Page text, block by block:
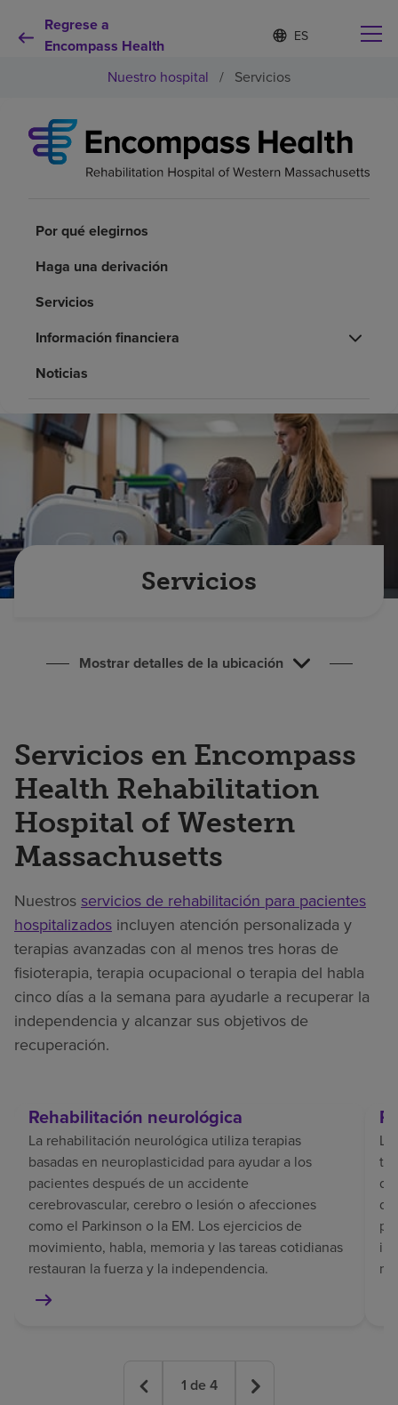
Regrese a
Encompass Health
Lista
de
idiomas
contraída
d
o
s
e
e
Por qué debe elegirnos
Pacientes y cuidadores
Recursos de salud
Buscar un centro
Empleos
Pagar mi factura
Nuestro hospital / Servicios
Por qué elegirnos
Haga una derivación
Servicios
Información financiera
Noticias
Servicios
Mostrar detalles de la ubicación
Servicios en Encompass
Health Rehabilitation
Hospital of Western
Massachusetts
Nuestros servicios de rehabilitación para pacientes
hospitalizados incluyen atención personalizada y
terapias avanzadas con al menos tres horas de
fisioterapia, terapia ocupacional o terapia del habla
cinco días a la semana para ayudarle a recuperar la
independencia y alcanzar sus objetivos de
recuperación.
Rehabilitación neurológica
La rehabilitación neurológica utiliza terapias
basadas en neuroplasticidad para ayudar a los
pacientes después de un accidente
cerebrovascular, cerebro o lesión o afecciones
como el Parkinson o la EM. Los ejercicios de
movimiento, habla, memoria y las tareas cotidianas
restauran la fuerza y la independencia.
1 de 4